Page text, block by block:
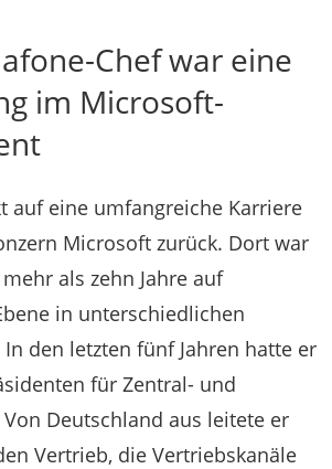
Chef war eine
im Microsoft-
auf eine umfangreiche Karriere
Microsoft zurück. Dort war
als zehn Jahre auf
in unterschiedlichen
den letzten fünf Jahren hatte er
für Zentral- und
Deutschland aus leitete er
Vertrieb, die Vertriebskanäle